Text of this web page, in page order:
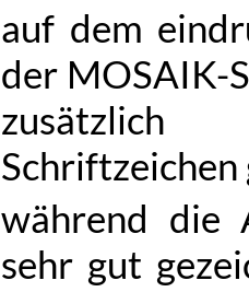
auf dem
der MOSAIK-
Schriftzeichen
während die
sehr gut